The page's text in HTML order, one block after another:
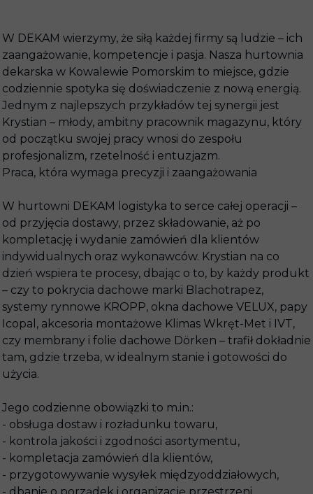
W DEKAM wierzymy, że siłą każdej firmy są ludzie – ich
zaangażowanie, kompetencje i pasja. Nasza hurtownia
dekarska w Kowalewie Pomorskim to miejsce, gdzie
codziennie spotyka się doświadczenie z nową energią.
Jednym z najlepszych przykładów tej synergii jest
Krystian – młody, ambitny pracownik magazynu, który
od początku swojej pracy wnosi do zespołu
profesjonalizm, rzetelność i entuzjazm.
Praca, która wymaga precyzji i zaangażowania
W hurtowni DEKAM logistyka to serce całej operacji –
od przyjęcia dostawy, przez składowanie, aż po
kompletację i wydanie zamówień dla klientów
indywidualnych oraz wykonawców. Krystian na co
dzień wspiera te procesy, dbając o to, by każdy produkt
– czy to pokrycia dachowe marki Blachotrapez,
systemy rynnowe KROPP, okna dachowe VELUX, papy
Icopal, akcesoria montażowe Klimas Wkręt-Met i IVT,
czy membrany i folie dachowe Dörken – trafił dokładnie
tam, gdzie trzeba, w idealnym stanie i gotowości do
użycia.
Jego codzienne obowiązki to m.in.:
- obsługa dostaw i rozładunku towaru,
- kontrola jakości i zgodności asortymentu,
- kompletacja zamówień dla klientów,
- przygotowywanie wysyłek międzyoddziałowych,